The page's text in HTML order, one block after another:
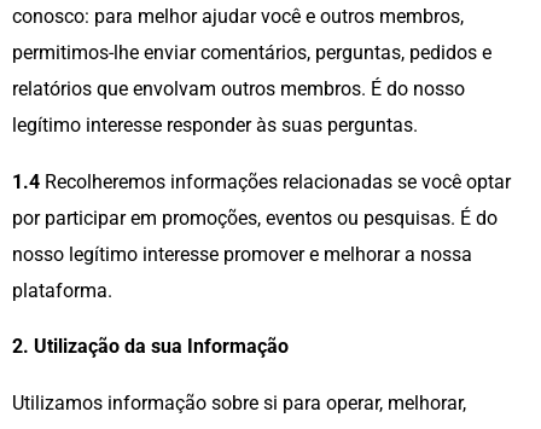
conosco: para melhor ajudar você e outros membros,
permitimos-lhe enviar comentários, perguntas, pedidos e
relatórios que envolvam outros membros. É do nosso
legítimo interesse responder às suas perguntas.
1.4 Recolheremos informações relacionadas se você optar
por participar em promoções, eventos ou pesquisas. É do
nosso legítimo interesse promover e melhorar a nossa
plataforma.
2. Utilização da sua Informação
Utilizamos informação sobre si para operar, melhorar,